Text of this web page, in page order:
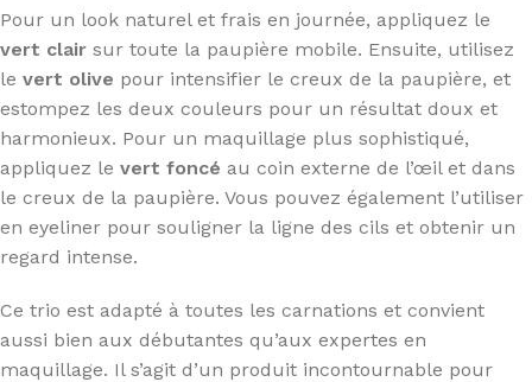
Pour un look naturel et frais en journée, appliquez le
vert clair sur toute la paupière mobile. Ensuite, utilisez
le vert olive pour intensifier le creux de la paupière, et
estompez les deux couleurs pour un résultat doux et
harmonieux. Pour un maquillage plus sophistiqué,
appliquez le vert foncé au coin externe de l’œil et dans
le creux de la paupière. Vous pouvez également l’utiliser
en eyeliner pour souligner la ligne des cils et obtenir un
regard intense.
Ce trio est adapté à toutes les carnations et convient
aussi bien aux débutantes qu’aux expertes en
maquillage. Il s’agit d’un produit incontournable pour